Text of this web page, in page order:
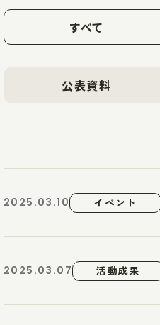
すべて
公表資料
2025.03.10 イベント
2025.03.07 活動成果